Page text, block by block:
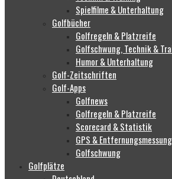
Spielfilme & Unterhaltung
Golfbücher
Golfregeln & Platzreife
Golfschwung, Technik &
Humor & Unterhaltung
Golf-Zeitschriften
Golf-Apps
Golfnews
Golfregeln & Platzreife
Scorecard & Statistik
GPS & Entfernungsmessung
Golfschwung
Golfplätze